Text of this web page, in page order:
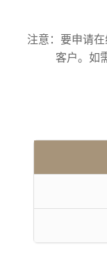
注意：要申请
客户。如